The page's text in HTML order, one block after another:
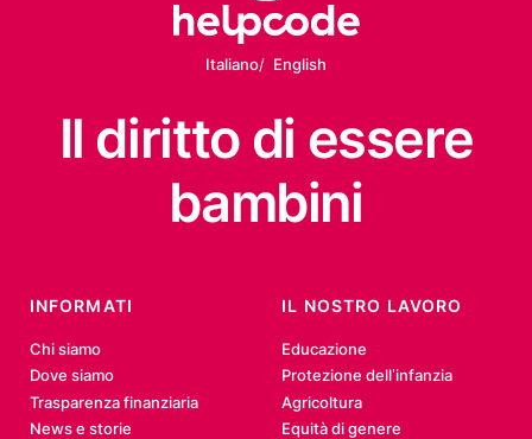
Italiano English
Il diritto di essere
bambini
INFORMATI
Chi siamo
Dove siamo
Trasparenza finanziaria
News e storie
IL NOSTRO LAVORO
Educazione
Protezione dell’infanzia
Agricoltura
Equità di genere